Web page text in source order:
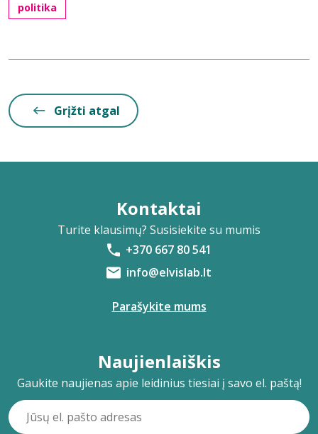
politika
Grįžti atgal
Kontaktai
Turite klausimų? Susisiekite su mumis
+370 667 80 541
info@elvislab.lt
Parašykite mums
Naujienlaiškis
Gaukite naujienas apie leidinius tiesiai į savo el. paštą!